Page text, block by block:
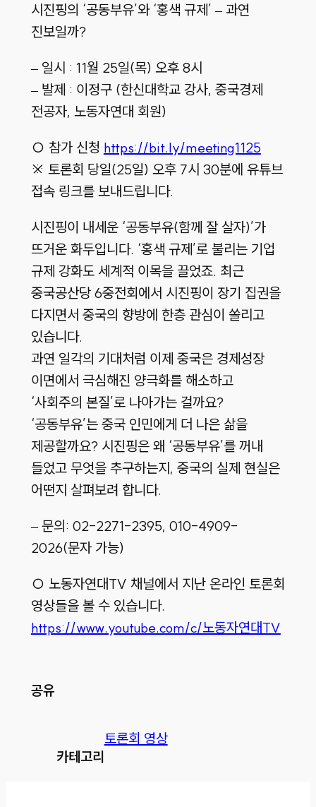
시진핑의 ‘공동부유’와 ‘홍색 규제’ – 과연
진보일까?
– 일시 : 11월 25일(목) 오후 8시
– 발제 : 이정구 (한신대학교 강사, 중국경제
전공자, 노동자연대 회원)
○ 참가 신청 https://bit.ly/meeting1125
※ 토론회 당일(25일) 오후 7시 30분에 유튜브
접속 링크를 보내드립니다.
시진핑이 내세운 ‘공동부유(함께 잘 살자)’가
뜨거운 화두입니다. ‘홍색 규제’로 불리는 기업
규제 강화도 세계적 이목을 끌었죠. 최근
중국공산당 6중전회에서 시진핑이 장기 집권을
다지면서 중국의 향방에 한층 관심이 쏠리고
있습니다.
과연 일각의 기대처럼 이제 중국은 경제성장
이면에서 극심해진 양극화를 해소하고
‘사회주의 본질’로 나아가는 걸까요?
‘공동부유’는 중국 인민에게 더 나은 삶을
제공할까요? 시진핑은 왜 ‘공동부유’를 꺼내
들었고 무엇을 추구하는지, 중국의 실제 현실은
어떤지 살펴보려 합니다.
– 문의: 02-2271-2395, 010-4909-
2026(문자 가능)
○ 노동자연대TV 채널에서 지난 온라인 토론회
영상들을 볼 수 있습니다.
https://www.youtube.com/c/노동자연대TV
공유
카테고리
토론회 영상